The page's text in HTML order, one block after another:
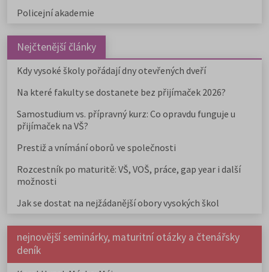
Policejní akademie
Nejčtenější články
Kdy vysoké školy pořádají dny otevřených dveří
Na které fakulty se dostanete bez přijímaček 2026?
Samostudium vs. přípravný kurz: Co opravdu funguje u
přijímaček na VŠ?
Prestiž a vnímání oborů ve společnosti
Rozcestník po maturitě: VŠ, VOŠ, práce, gap year i další
možnosti
Jak se dostat na nejžádanější obory vysokých škol
nejnovější seminárky, maturitní otázky a čtenářsky
deník